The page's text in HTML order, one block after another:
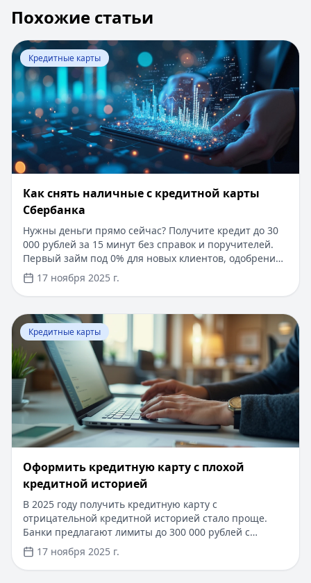
Похожие статьи
Перейти к статье:Как снять наличные с кредитной
Кредитные карты
Как снять наличные с кредитной карты
Сбербанка
Нужны деньги прямо сейчас? Получите кредит до 30
000 рублей за 15 минут без справок и поручителей.
Первый займ под 0% для новых клиентов, одобрение
за 5 минут по паспорту. Погашение кредита любым
удобным способом. Узнайте подробнее о выгодных
условиях кредитования и особенностях снятия
наличных с кредитных карт в нашей статье.
17 ноября 2025 г.
Перейти к статье: ​Оформить кредитную карту с
Кредитные карты
​Оформить кредитную карту с плохой
кредитной историей
В 2025 году получить кредитную карту с
отрицательной кредитной историей стало проще.
Банки предлагают лимиты до 300 000 рублей с
льготным периодом до 200 дней. Быстрое
рассмотрение заявки занимает от 1 до 3 дней. Для
оформления достаточно паспорта и справки о
17 ноября 2025 г.